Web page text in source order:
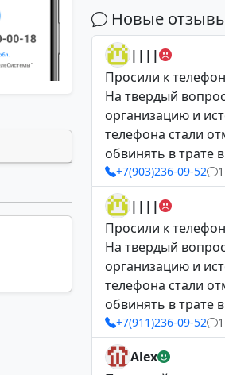
Новые
||||
Просили к
На твердый
организацию и
телефона стали
обвинять в трате
+7(903)236-09-52 1
||||
Просили к
На твердый
организацию и
телефона стали
обвинять в трате
+7(911)236-09-52 1
Alex